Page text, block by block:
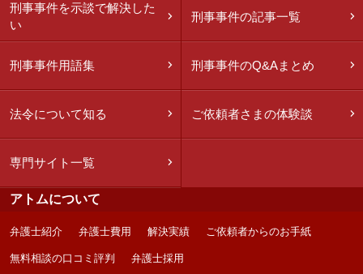
刑事事件を示談で解決した
い
刑事事件の記事一覧
刑事事件用語集 刑事事件のQ&Aまとめ
法令について知る ご依頼者さまの体験談
専門サイト一覧
アトムについて
弁護士紹介 弁護士費用 解決実績 ご依頼者からのお手紙
無料相談の口コミ評判 弁護士採用